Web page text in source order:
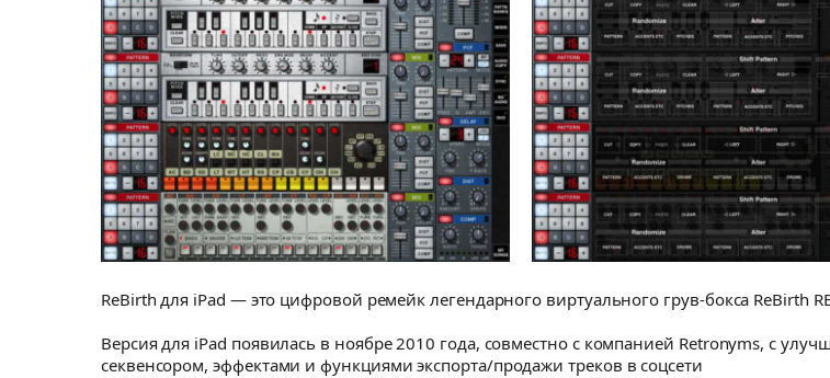
ReBirth для iPad — это цифровой ремейк легендарного виртуального грув-бокса ReBirth
Версия для iPad появилась в ноябре 2010 года, совместно с компанией Retronyms, с
секвенсором, эффектами и функциями экспорта/продажи треков в соцсети